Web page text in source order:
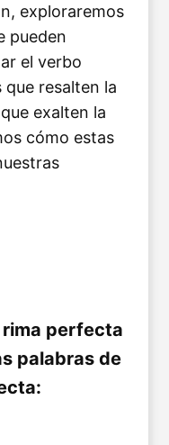
exploraremos
pueden
el verbo
que resalten la
exalten la
cómo estas
perfecta
palabras de